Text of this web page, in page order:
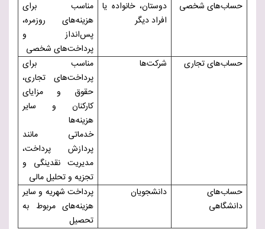
حساب‌های شخصی
دوستان، خانواده یا
افراد دیگر
مناسب برای
هزینه‌های روزمره،
پس‌انداز و
پرداخت‌های شخصی
حساب‌های تجاری
شرکت‌ها
مناسب برای
پرداخت‌های تجاری،
حقوق و مزایای
کارکنان و سایر
هزینه‌ها
خدماتی مانند
پردازش پرداخت،
مدیریت نقدینگی و
تجزیه و تحلیل مالی
حساب‌های
دانشگاهی
دانشجویان
پرداخت شهریه و سایر
هزینه‌های مربوط به
تحصیل